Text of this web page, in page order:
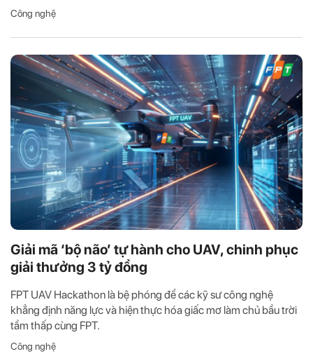
Công nghệ
Giải mã ‘bộ não’ tự hành cho UAV, chinh phục
giải thưởng 3 tỷ đồng
FPT UAV Hackathon là bệ phóng để các kỹ sư công nghệ
khẳng định năng lực và hiện thực hóa giấc mơ làm chủ bầu trời
tầm thấp cùng FPT.
Công nghệ